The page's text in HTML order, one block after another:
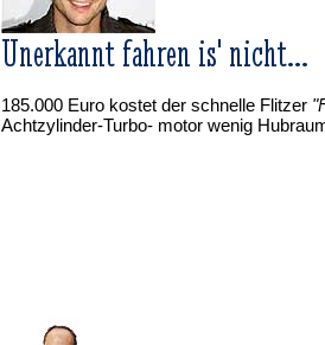
Unerkannt fahren is' nicht...
185.000 Euro kostet der schnelle Flitzer
Achtzylinder-Turbo- motor wenig